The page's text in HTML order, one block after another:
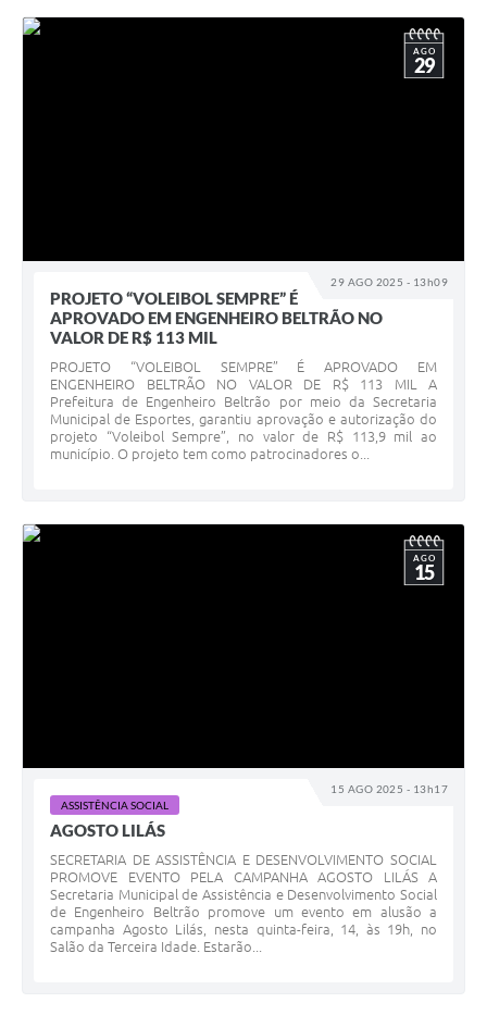
Telefones Úteis
29 AGO 2025 - 13h09
AGO
29
PROJETO “VOLEIBOL SEMPRE” É
APROVADO EM ENGENHEIRO BELTRÃO NO
VALOR DE R$ 113 MIL
PROJETO “VOLEIBOL SEMPRE” É APROVADO EM
ENGENHEIRO BELTRÃO NO VALOR DE R$ 113 MIL A
Prefeitura de Engenheiro Beltrão por meio da Secretaria
Municipal de Esportes, garantiu aprovação e autorização do
projeto “Voleibol Sempre”, no valor de R$ 113,9 mil ao
município. O projeto tem como patrocinadores o...
15 AGO 2025 - 13h17
AGO
15
ASSISTÊNCIA SOCIAL
AGOSTO LILÁS
SECRETARIA DE ASSISTÊNCIA E DESENVOLVIMENTO SOCIAL
PROMOVE EVENTO PELA CAMPANHA AGOSTO LILÁS A
Secretaria Municipal de Assistência e Desenvolvimento Social
de Engenheiro Beltrão promove um evento em alusão a
campanha Agosto Lilás, nesta quinta-feira, 14, às 19h, no
Salão da Terceira Idade. Estarão...